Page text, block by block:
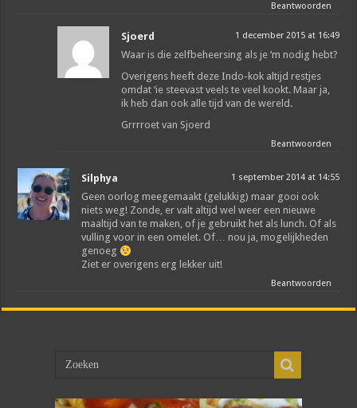
Beantwoorden
Sjoerd 1 december 2015 at 16:49
Waar is die zelfbeheersing als je ‘m nodig hebt?
Overigens heeft deze Indo-kok altijd restjes
omdat ‘ie steevast veels te veel kookt. Maar ja,
ik heb dan ook alle tijd van de wereld.
Grrrroet van Sjoerd
Beantwoorden
Silphya 1 september 2014 at 14:55
Geen oorlog meegemaakt (gelukkig) maar gooi ook
niets weg! Zonde, er valt altijd wel weer een nieuwe
maaltijd van te maken, of je gebruikt het als lunch. Of als
vulling voor in een omelet. Of… nou ja, mogelijkheden
genoeg
Ziet er overigens erg lekker uit!
Beantwoorden